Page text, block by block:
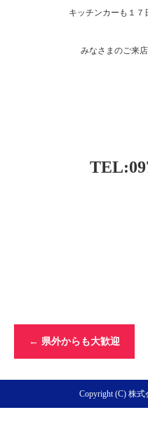
キッチンカーも１
みなさまのご来
← 県外からも大歓迎
Copyright (C) 株